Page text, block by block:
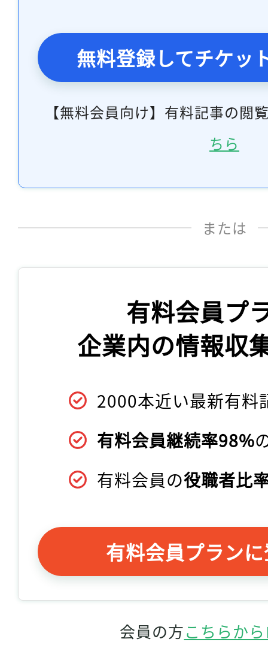
無料登録してチケッ
【無料会員向け】有料記事の閲
ちら
または
有料会員プ
企業内の情報収
2000本近い最新有料
有料会員継続率98%
有料会員の役職者比
有料会員プラン
会員の方こちらか